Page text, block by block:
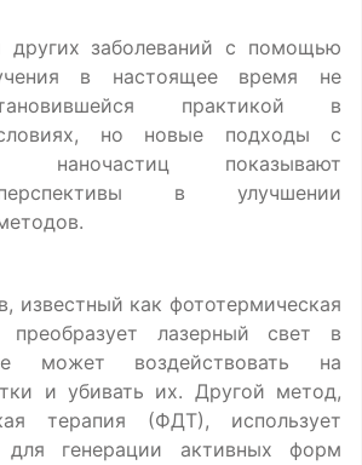
других заболеваний с помощью
в настоящее время не
практикой в
но новые подходы с
наночастиц показывают
в улучшении
известный как фототермическая
лазерный свет в
может воздействовать на
и убивать их. Другой метод,
терапия (ФДТ), использует
для генерации активных форм